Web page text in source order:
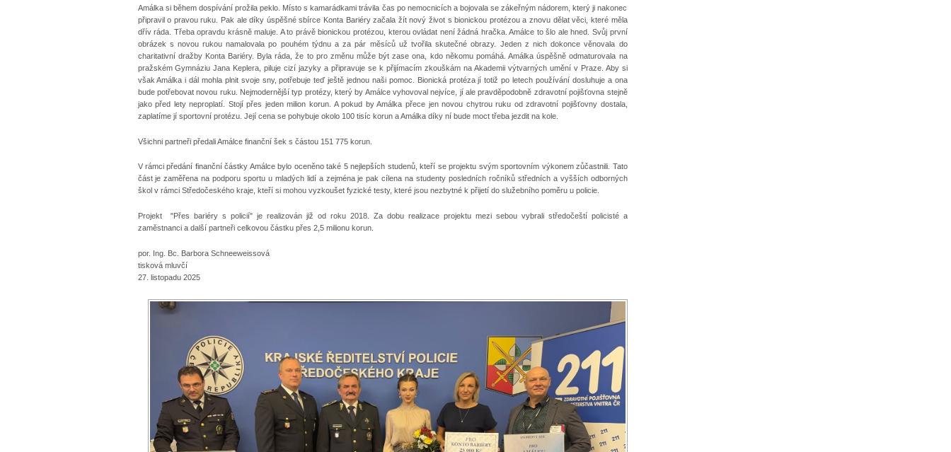
Amálka si během dospívání prožila peklo. Místo s kamarádkami trávila čas po nemocnicích a bojovala se zákeřným nádorem, který ji nakonec
připravil o pravou ruku. Pak ale díky úspěšné sbírce Konta Bariéry začala žít nový život s bionickou protézou a znovu dělat věci, které měla
dřív ráda. Třeba opravdu krásně maluje. A to právě bionickou protézou, kterou ovládat není žádná hračka. Amálce to šlo ale hned. Svůj první
obrázek s novou rukou namalovala po pouhém týdnu a za pár měsíců už tvořila skutečné obrazy. Jeden z nich dokonce věnovala do
charitativní dražby Konta Bariéry. Byla ráda, že to pro změnu může být zase ona, kdo někomu pomáhá. Amálka úspěšně odmaturovala na
pražském Gymnáziu Jana Keplera, piluje cizí jazyky a připravuje se k přijímacím zkouškám na Akademii výtvarných umění v Praze. Aby si
však Amálka i dál mohla plnit svoje sny, potřebuje teď ještě jednou naši pomoc. Bionická protéza jí totiž po letech používání dosluhuje a ona
bude potřebovat novou ruku. Nejmodernější typ protézy, který by Amálce vyhovoval nejvíce, jí ale pravděpodobně zdravotní pojišťovna stejně
jako před lety neproplatí. Stojí přes jeden milion korun. A pokud by Amálka přece jen novou chytrou ruku od zdravotní pojišťovny dostala,
zaplatíme jí sportovní protézu. Její cena se pohybuje okolo 100 tisíc korun a Amálka díky ní bude moct třeba jezdit na kole.
Všichni partneři předali Amálce finanční šek s částou 151 775 korun.
V rámci předání finanční částky Amálce bylo oceněno také 5 nejlepších studenů, kteří se projektu svým sportovním výkonem zůčastnili. Tato
část je zaměřena na podporu sportu u mladých lidí a zejména je pak cílena na studenty posledních ročníků středních a vyšších odborných
škol v rámci Středočeského kraje, kteří si mohou vyzkoušet fyzické testy, které jsou nezbytné k přijetí do služebního poměru u policie.
Projekt "Přes bariéry s policií" je realizován již od roku 2018. Za dobu realizace projektu mezi sebou vybrali středočeští policisté a
zaměstnanci a další partneři celkovou částku přes 2,5 milionu korun.
por. Ing. Bc. Barbora Schneeweissová
tisková mluvčí
27. listopadu 2025